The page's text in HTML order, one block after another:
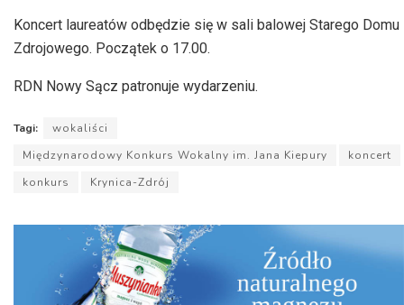
Koncert laureatów odbędzie się w sali balowej Starego Domu
Zdrojowego. Początek o 17.00.
RDN Nowy Sącz patronuje wydarzeniu.
Tagi:
wokaliści
Międzynarodowy Konkurs Wokalny im. Jana Kiepury
koncert
konkurs
Krynica-Zdrój